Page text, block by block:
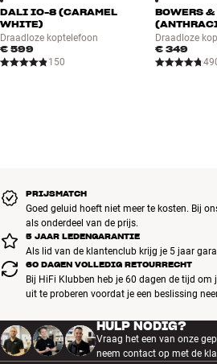
DALI IO-8 (CARAMEL
WHITE)
Draadloze koptelefoon
€ 599
150
BOWERS
Draadloze
€ 349
PRIJSMATCH
Goed geluid hoeft niet meer te kosten. Bij
als onderdeel van de prijs.
5 JAAR LEDENGARANTIE
Als lid van de klantenclub krijg je 5 jaar
60 DAGEN VOLLEDIG RETOURRECHT
Bij HiFi Klubben heb je 60 dagen de tijd
uit te proberen voordat je een beslissing
HULP NODIG?
Vraag het een van onze
neem contact op met de